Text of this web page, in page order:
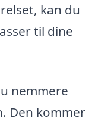
kan du
til dine
nemmere
Den kommer